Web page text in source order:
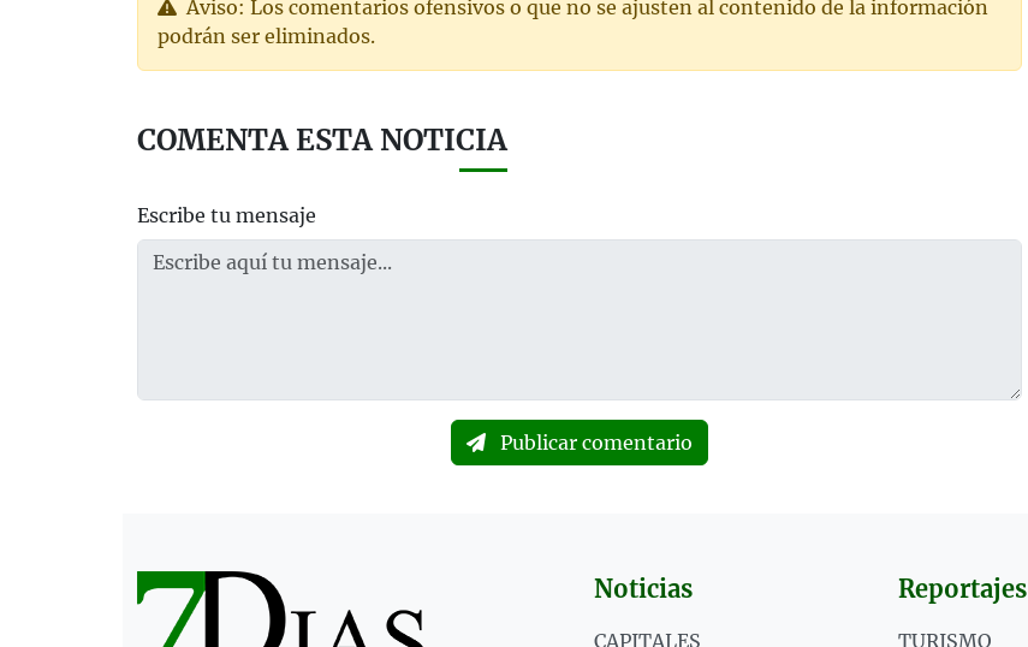
Aviso: Los comentarios ofensivos o que no se ajusten al contenido de la información
podrán ser eliminados.
COMENTA ESTA NOTICIA
Escribe tu mensaje
Publicar comentario
Noticias
CAPITALES
Reportajes
TURISMO